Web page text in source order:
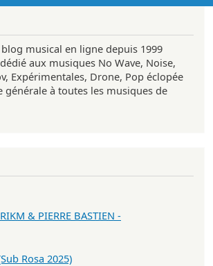
musical en ligne depuis 1999
aux musiques No Wave, Noise,
Expérimentales, Drone, Pop éclopée
générale à toutes les musiques de
& PIERRE BASTIEN -
Rosa 2025)